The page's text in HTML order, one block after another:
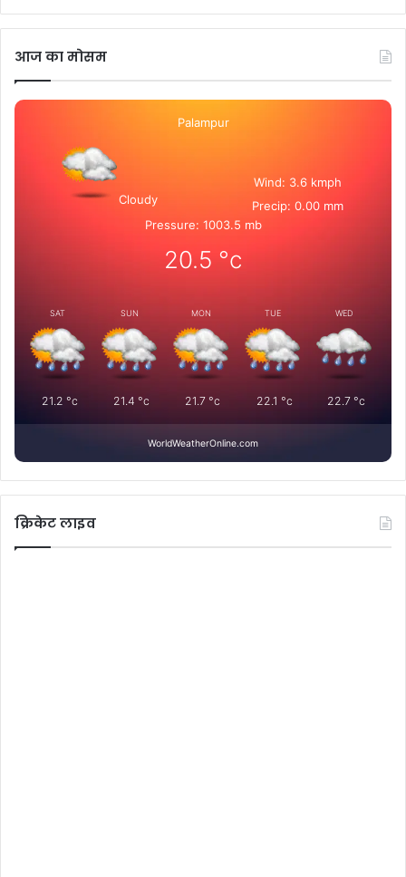
आज का मोसम
Palampur
Cloudy
Wind: 3.6 kmph
Precip: 0.00 mm
Pressure: 1003.5 mb
20.5 °c
SAT
21.2 °c
SUN
21.4 °c
MON
21.7 °c
TUE
22.1 °c
WED
22.7 °c
WorldWeatherOnline.com
क्रिकेट लाइव